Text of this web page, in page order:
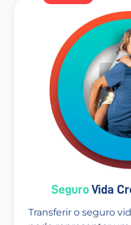
SeguroVida
Transferir o seguro